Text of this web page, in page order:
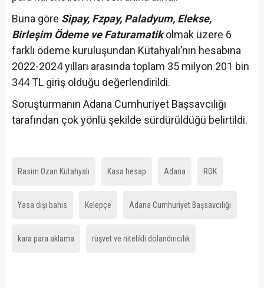
Buna göre Sipay, Fzpay, Paladyum, Elekse,
Birleşim Ödeme ve Faturamatikolmak üzere 6
farklı ödeme kuruluşundan Kütahyalı’nın hesabına
2022-2024 yılları arasında toplam 35 milyon 201 bin
344 TL giriş olduğu değerlendirildi.
Soruşturmanın Adana Cumhuriyet Başsavcılığı
tarafından çok yönlü şekilde sürdürüldüğü belirtildi.
Rasim Ozan Kütahyalı Kasa hesap Adana ROK
Yasa dışı bahis Kelepçe Adana Cumhuriyet Başsavcılığı
kara para aklama rüşvet ve nitelikli dolandırıcılık